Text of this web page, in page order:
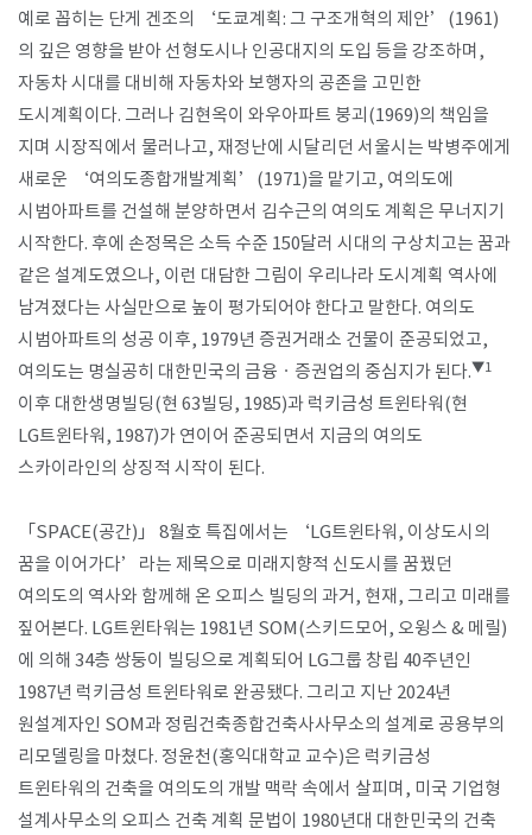
예로 꼽히는 단게 겐조의 ‘도쿄계획: 그 구조개혁의 제안’(1961)
의 깊은 영향을 받아 선형도시나 인공대지의 도입 등을 강조하며,
자동차 시대를 대비해 자동차와 보행자의 공존을 고민한
도시계획이다. 그러나 김현옥이 와우아파트 붕괴(1969)의 책임을
지며 시장직에서 물러나고, 재정난에 시달리던 서울시는 박병주에게
새로운 ‘여의도종합개발계획’(1971)을 맡기고, 여의도에
시범아파트를 건설해 분양하면서 김수근의 여의도 계획은 무너지기
시작한다. 후에 손정목은 소득 수준 150달러 시대의 구상치고는 꿈과
같은 설계도였으나, 이런 대담한 그림이 우리나라 도시계획 역사에
남겨졌다는 사실만으로 높이 평가되어야 한다고 말한다. 여의도
시범아파트의 성공 이후, 1979년 증권거래소 건물이 준공되었고,
여의도는 명실공히 대한민국의 금융ㆍ증권업의 중심지가 된다.▼1
이후 대한생명빌딩(현 63빌딩, 1985)과 럭키금성 트윈타워(현
LG트윈타워, 1987)가 연이어 준공되면서 지금의 여의도
스카이라인의 상징적 시작이 된다.
「SPACE(공간)」 8월호 특집에서는 ‘LG트윈타워, 이상도시의
꿈을 이어가다’라는 제목으로 미래지향적 신도시를 꿈꿨던
여의도의 역사와 함께해 온 오피스 빌딩의 과거, 현재, 그리고 미래를
짚어본다. LG트윈타워는 1981년 SOM(스키드모어, 오윙스 & 메릴)
에 의해 34층 쌍둥이 빌딩으로 계획되어 LG그룹 창립 40주년인
1987년 럭키금성 트윈타워로 완공됐다. 그리고 지난 2024년
원설계자인 SOM과 정림건축종합건축사사무소의 설계로 공용부의
리모델링을 마쳤다. 정윤천(홍익대학교 교수)은 럭키금성
트윈타워의 건축을 여의도의 개발 맥락 속에서 살피며, 미국 기업형
설계사무소의 오피스 건축 계획 문법이 1980년대 대한민국의 건축